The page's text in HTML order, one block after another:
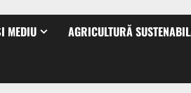
MEDIU AGRICULTURĂ